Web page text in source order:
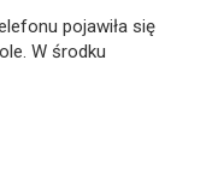
pojawiła się
W środku